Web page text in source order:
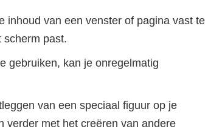
inhoud van een venster of pagina vast te
scherm past.
gebruiken, kan je onregelmatig
van een speciaal figuur op je
verder met het creëren van andere